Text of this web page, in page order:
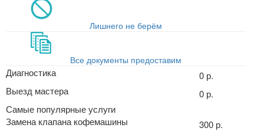
Лишнего не берём
Все документы предоставим
Диагностика
0 р.
Выезд мастера
0 р.
Самые популярные услуги
Замена клапана кофемашины
300 р.